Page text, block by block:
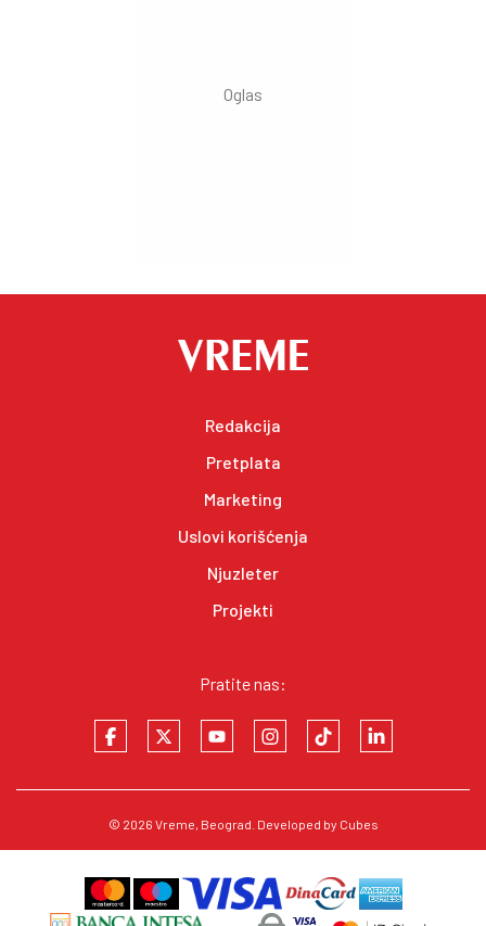
Redakcija
Pretplata
Marketing
Uslovi korišćenja
Njuzleter
Projekti
Pratite nas:
© 2026 Vreme, Beograd. Developed by Cubes